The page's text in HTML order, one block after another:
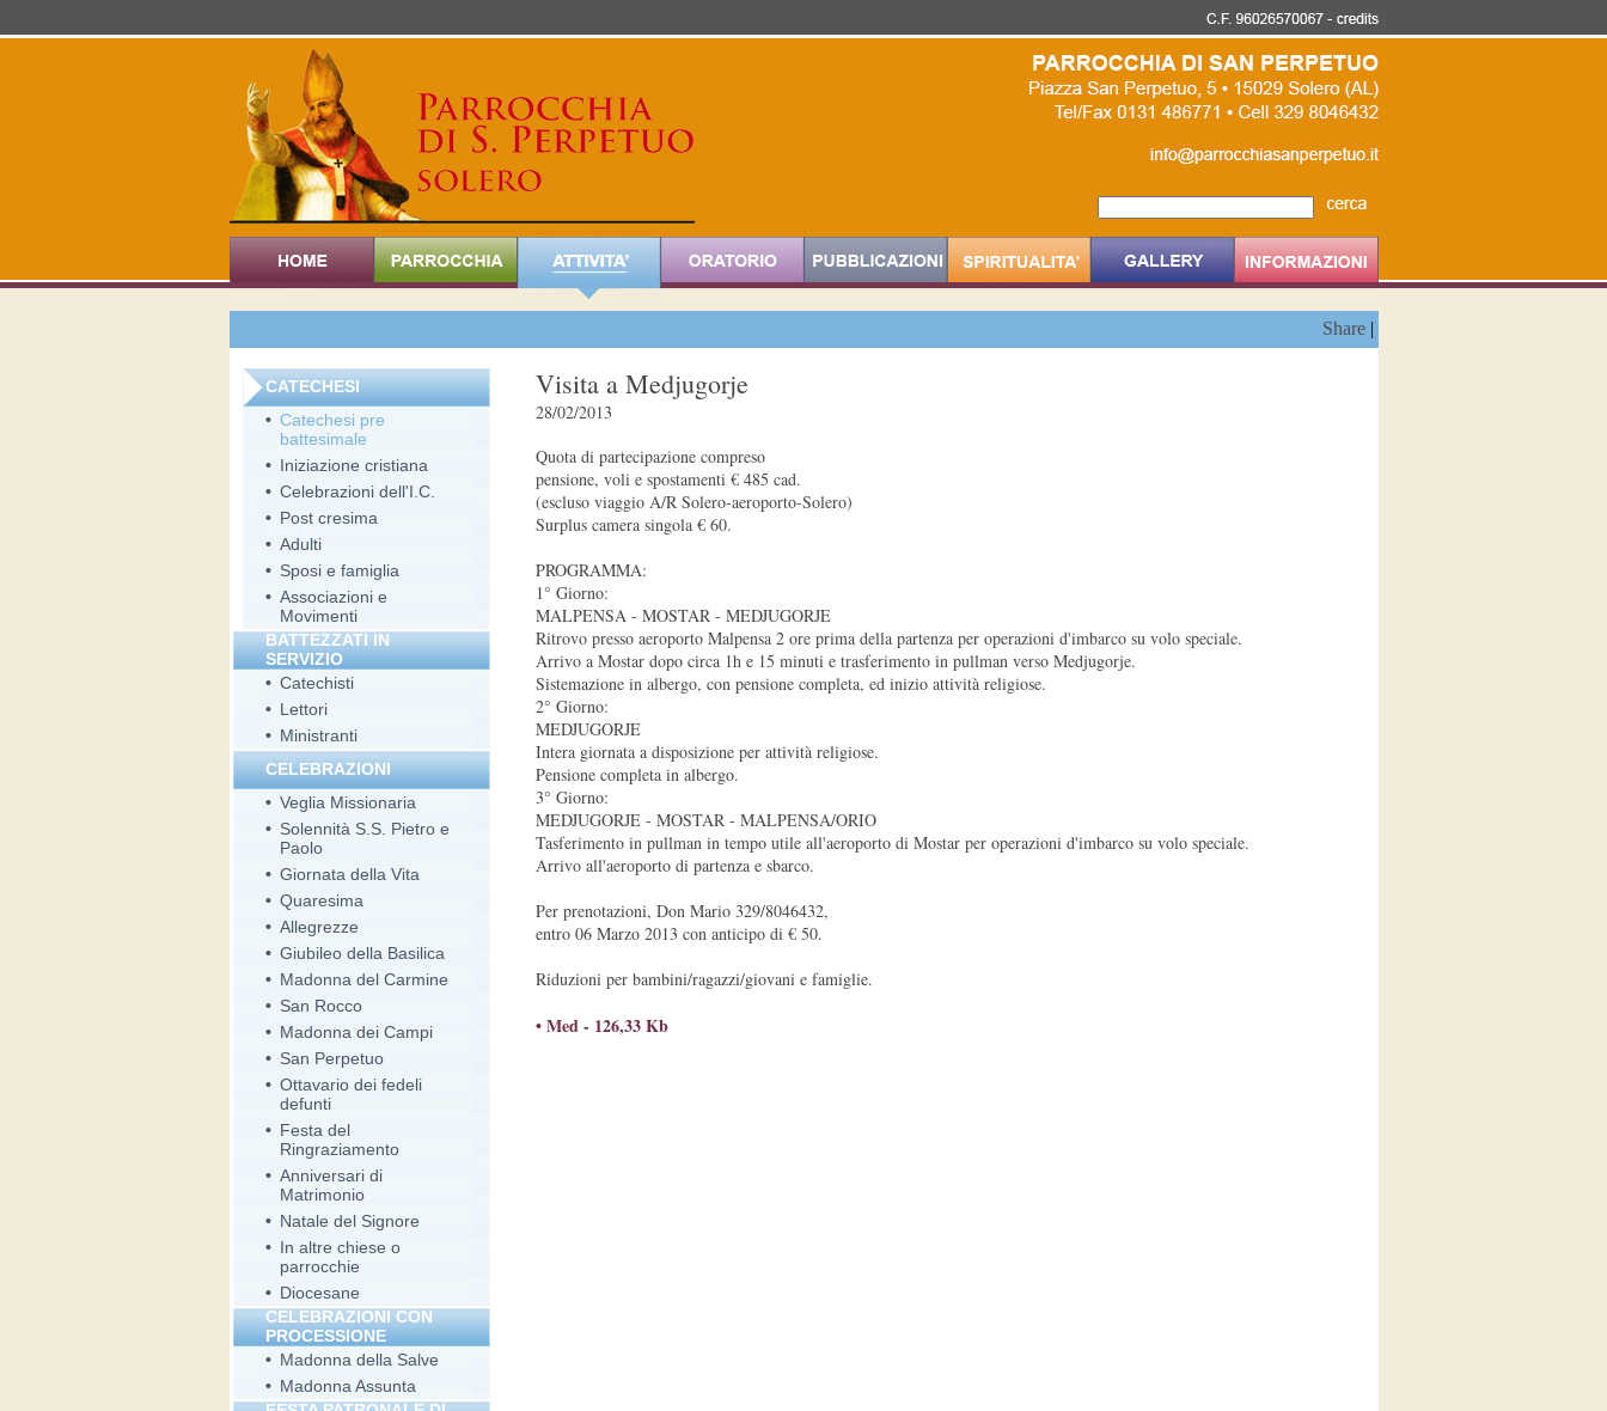
Share |
CATECHESI
• Catechesi pre
battesimale
• Iniziazione cristiana
• Celebrazioni dell'I.C.
• Post cresima
• Adulti
• Sposi e famiglia
• Associazioni e
Movimenti
BATTEZZATI IN
SERVIZIO
• Catechisti
• Lettori
• Ministranti
CELEBRAZIONI
• Veglia Missionaria
• Solennità S.S. Pietro e
Paolo
• Giornata della Vita
• Quaresima
• Allegrezze
• Giubileo della Basilica
• Madonna del Carmine
• San Rocco
• Madonna dei Campi
• San Perpetuo
• Ottavario dei fedeli
defunti
• Festa del
Ringraziamento
• Anniversari di
Matrimonio
• Natale del Signore
• In altre chiese o
parrocchie
• Diocesane
CELEBRAZIONI CON
PROCESSIONE
• Madonna della Salve
• Madonna Assunta
Visita a Medjugorje
28/02/2013
Quota di partecipazione compreso
pensione, voli e spostamenti € 485 cad.
(escluso viaggio A/R Solero-aeroporto-Solero)
Surplus camera singola € 60.
PROGRAMMA:
1° Giorno:
MALPENSA - MOSTAR - MEDJUGORJE
Ritrovo presso aeroporto Malpensa 2 ore prima della partenza per operazioni d'imbarco su volo speciale.
Arrivo a Mostar dopo circa 1h e 15 minuti e trasferimento in pullman verso Medjugorje.
Sistemazione in albergo, con pensione completa, ed inizio attività religiose.
2° Giorno:
MEDJUGORJE
Intera giornata a disposizione per attività religiose.
Pensione completa in albergo.
3° Giorno:
MEDJUGORJE - MOSTAR - MALPENSA/ORIO
Tasferimento in pullman in tempo utile all'aeroporto di Mostar per operazioni d'imbarco su volo speciale.
Arrivo all'aeroporto di partenza e sbarco.
Per prenotazioni, Don Mario 329/8046432,
entro 06 Marzo 2013 con anticipo di € 50.
Riduzioni per bambini/ragazzi/giovani e famiglie.
• Med- 126,33 Kb